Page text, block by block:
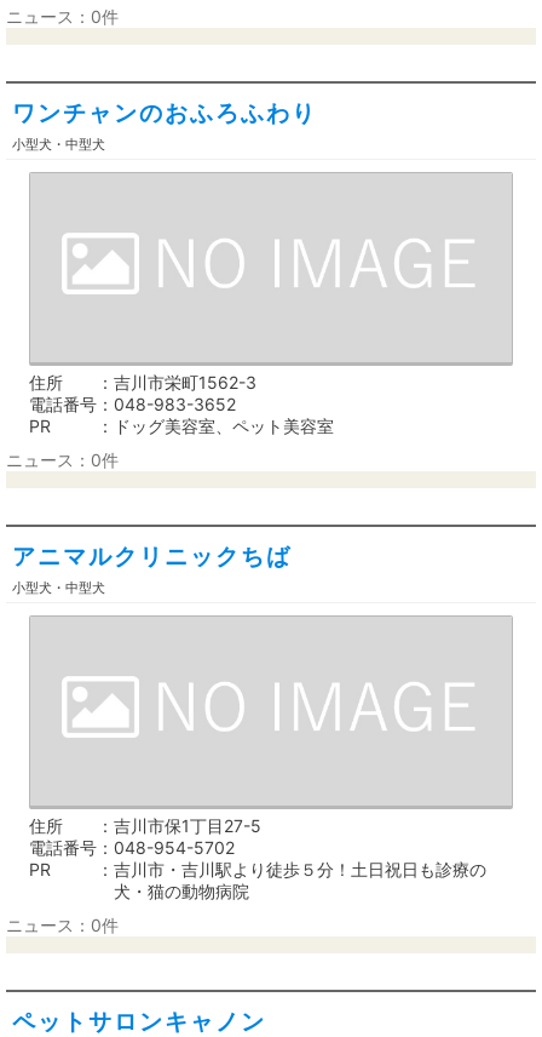
ニュース：0件
ワンチャンのおふろふわり
小型犬・中型犬
住所
吉川市栄町1562-3
電話番号
048-983-3652
PR
ドッグ美容室、ペット美容室
ニュース：0件
アニマルクリニックちば
小型犬・中型犬
住所
吉川市保1丁目27-5
電話番号
048-954-5702
PR
吉川市・吉川駅より徒歩５分！土日祝日も診療の
犬・猫の動物病院
ニュース：0件
ペットサロンキャノン